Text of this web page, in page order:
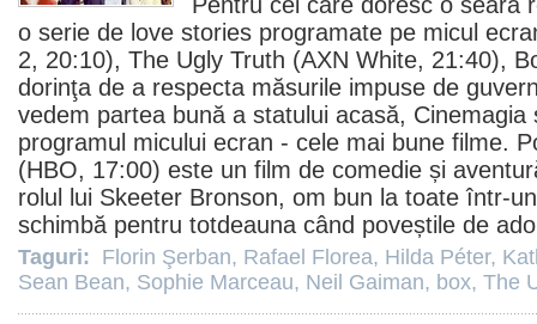
o serie de love stories programate pe micul
2, 20:10), The Ugly Truth (AXN White, 21:40),
dorinţa de a respecta măsurile impuse de
vedem partea bună a statului acasă, Cinemagia
programul micului ecran - cele mai bune filme.
(HBO, 17:00) este un film de comedie și
rolul lui Skeeter Bronson, om bun la toate într-
schimbă pentru totdeauna când poveștile de
Taguri: Florin Şerban, Rafael Florea, Hilda Péter,
Sean Bean, Sophie Marceau, Neil Gaiman, box, The